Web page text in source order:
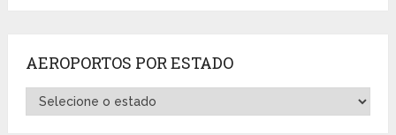
AEROPORTOS POR ESTADO
Aeroportos
por